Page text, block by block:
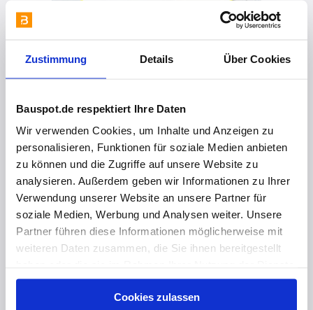
Zustimmung Details Über Cookies
Bauspot.de respektiert Ihre Daten
Wir verwenden Cookies, um Inhalte und Anzeigen zu
personalisieren, Funktionen für soziale Medien anbieten
zu können und die Zugriffe auf unsere Website zu
analysieren. Außerdem geben wir Informationen zu Ihrer
Verwendung unserer Website an unsere Partner für
soziale Medien, Werbung und Analysen weiter. Unsere
Partner führen diese Informationen möglicherweise mit
weiteren Daten zusammen, die Sie ihnen bereitgestellt
gesammelt haben. Hier finden Sie Informationen zum
und unserImpressum.
Cookies zulassen
vor 6 Monaten